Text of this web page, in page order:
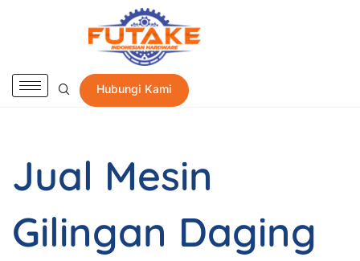
Hubungi Kami
Jual Mesin
Gilingan Daging